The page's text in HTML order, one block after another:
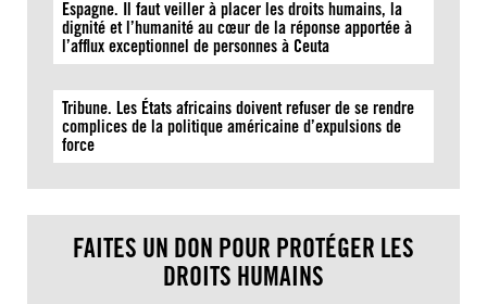
Espagne. Il faut veiller à placer les droits humains, la
dignité et l’humanité au cœur de la réponse apportée à
l’afflux exceptionnel de personnes à Ceuta
Tribune. Les États africains doivent refuser de se rendre
complices de la politique américaine d’expulsions de
force
FAITES UN DON POUR PROTÉGER LES
DROITS HUMAINS